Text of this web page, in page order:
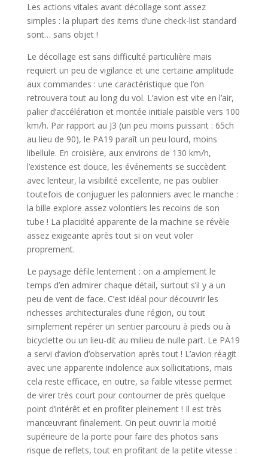
Les actions vitales avant décollage sont assez
simples : la plupart des items d’une check-list standard
sont… sans objet !
Le décollage est sans difficulté particulière mais
requiert un peu de vigilance et une certaine amplitude
aux commandes : une caractéristique que l’on
retrouvera tout au long du vol. L’avion est vite en l’air,
palier d’accélération et montée initiale paisible vers 100
km/h. Par rapport au J3 (un peu moins puissant : 65ch
au lieu de 90), le PA19 paraît un peu lourd, moins
libellule. En croisière, aux environs de 130 km/h,
l’existence est douce, les événements se succèdent
avec lenteur, la visibilité excellente, ne pas oublier
toutefois de conjuguer les palonniers avec le manche :
la bille explore assez volontiers les recoins de son
tube ! La placidité apparente de la machine se révèle
assez exigeante après tout si on veut voler
proprement.
Le paysage défile lentement : on a amplement le
temps d’en admirer chaque détail, surtout s’il y a un
peu de vent de face. C’est idéal pour découvrir les
richesses architecturales d’une région, ou tout
simplement repérer un sentier parcouru à pieds ou à
bicyclette ou un lieu-dit au milieu de nulle part. Le PA19
a servi d’avion d’observation après tout ! L’avion réagit
avec une apparente indolence aux sollicitations, mais
cela reste efficace, en outre, sa faible vitesse permet
de virer très court pour contourner de près quelque
point d’intérêt et en profiter pleinement ! Il est très
manœuvrant finalement. On peut ouvrir la moitié
supérieure de la porte pour faire des photos sans
risque de reflets, tout en profitant de la petite vitesse :